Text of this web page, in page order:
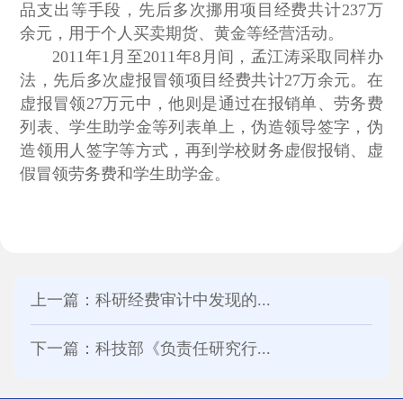
品支出等手段，先后多次挪用项目经费共计237万
余元，用于个人买卖期货、黄金等经营活动。
2011年1月至2011年8月间，孟江涛采取同样办
法，先后多次虚报冒领项目经费共计27万余元。在
虚报冒领27万元中，他则是通过在报销单、劳务费
列表、学生助学金等列表单上，伪造领导签字，伪
造领用人签字等方式，再到学校财务虚假报销、虚
假冒领劳务费和学生助学金。
上一篇：科研经费审计中发现的...
下一篇：科技部《负责任研究行...